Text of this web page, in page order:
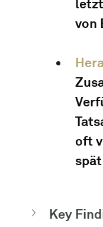
von
oft
Key